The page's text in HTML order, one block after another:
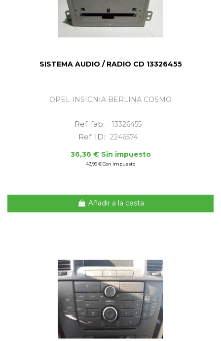
SISTEMA AUDIO / RADIO CD 13326455
OPEL INSIGNIA BERLINA COSMO
Ref. fab: 13326455
Ref. ID:
2246574
36,36 € Sin impuesto
43,99 € Con impuesto
Añadir a la cesta